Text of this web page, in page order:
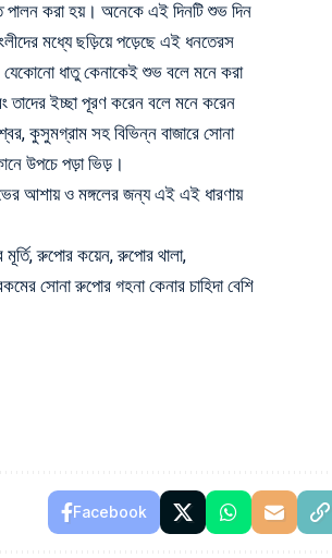
পালন করা হয়। অনেকে এই দিনটি শুভ দিন
মধ্যে ছড়িয়ে পড়েছে এই ধনতেরস
ধাতু কেনাকেই শুভ বলে মনে করা
তাদের ইচ্ছা পূরণ করেন বলে মনে করেন
কুসুমগ্রাম সহ বিভিন্ন বাজারে সোনা
উপচে পড়া ভিড়।
আশায় ও মঙ্গলের জন্য এই এই ধারণায়
মূর্তি, রুপোর কয়েন, রুপোর থালা,
সোনা রুপোর গহনা কেনার চাহিদা বেশি
Facebook